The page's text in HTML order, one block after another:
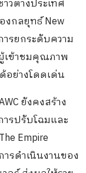
วต่างประเทศ
กลยุทธ์ New
ารยกระดับความ
เข้าชมคุณภาพ
อย่างโดดเด่น
ยังคงสร้าง
รปรับโฉมและ
Empire
ารดำเนินงานของ